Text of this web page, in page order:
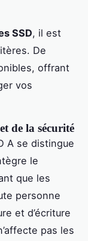
SSD, il est
De
offrant
vos
de la sécurité
A se distingue
le
que les
personne
et d’écriture
pas les